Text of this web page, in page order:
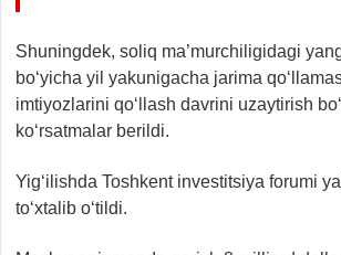
Shuningdek, soliq ma’murchiligidagi
bo‘yicha yil yakunigacha jarima
imtiyozlarini qo‘llash davrini uzaytirish
ko‘rsatmalar berildi.
Yig‘ilishda Toshkent investitsiya forumi
to‘xtalib o‘tildi.